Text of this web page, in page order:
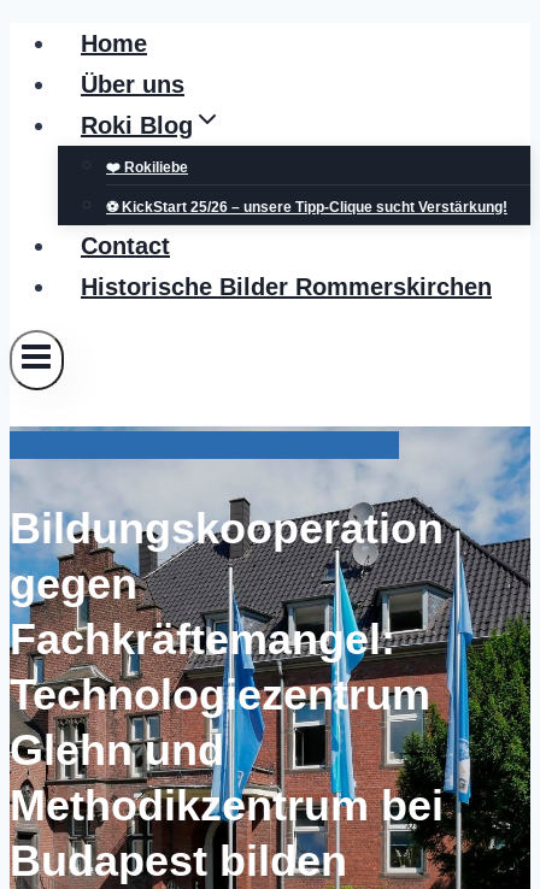
Zum
Inhalt
springen
Home
Über uns
Roki Blog
❤️ Rokiliebe
⚽ KickStart 25/26 – unsere Tipp-Clique sucht Verstärkung!
Contact
Historische Bilder Rommerskirchen
Bildungskooperation
gegen
Fachkräftemangel:
Technologiezentrum
Glehn und
Methodikzentrum bei
Budapest bilden